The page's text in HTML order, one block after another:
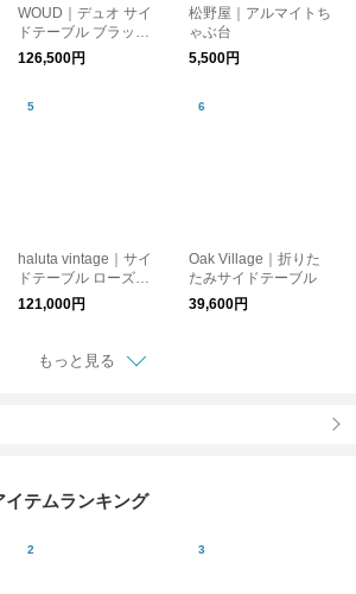
WOUD｜デュオ サイ
ドテーブル ブラック
北欧
126,500円
松野屋｜アルマイトち
ゃぶ台
5,500円
haluta vintage｜サイ
ドテーブル ローズウ
ッド ラタン
121,000円
Oak Village｜折りた
たみサイドテーブル
39,600円
もっと見る
イテムランキング